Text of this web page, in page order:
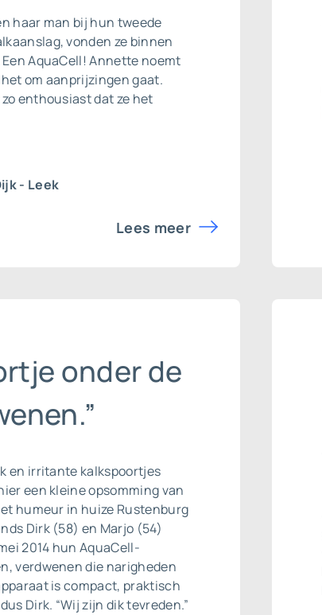
haar man bij hun tweede
vonden ze binnen
AquaCell! Annette noemt
om aanprijzingen gaat.
enthousiast dat ze het
- Leek
Lees meer
onder de
en irritante kalkspoortjes
een kleine opsomming van
humeur in huize Rustenburg
Dirk (58) en Marjo (54)
2014 hun AquaCell-
verdwenen die narigheden
is compact, praktisch
Dirk. “Wij zijn dik tevreden.”